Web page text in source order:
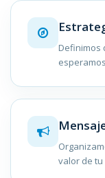
Definimos
valor de